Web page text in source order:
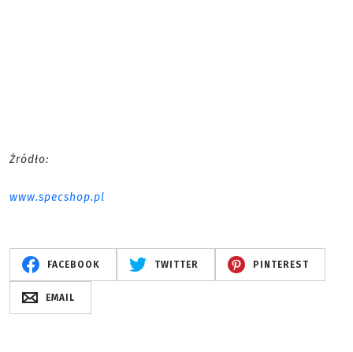
Źródło:
www.specshop.pl
FACEBOOK TWITTER PINTEREST
EMAIL